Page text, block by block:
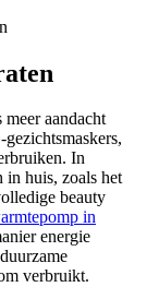
aandacht
In
in huis, zoals het
beauty
in
energie
verbruikt.